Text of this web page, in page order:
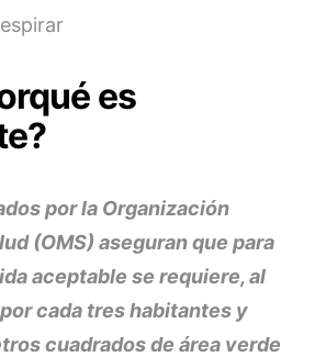
es
por la Organización
(OMS) aseguran que para
aceptable se requiere, al
cada tres habitantes y
cuadrados de área verde